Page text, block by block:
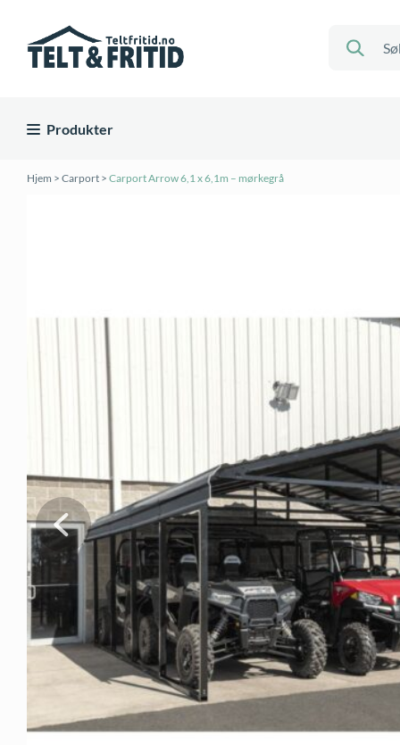
Produkter
Hjem > Carport > Carport Arrow 6,1 x 6,1m – mørkegrå